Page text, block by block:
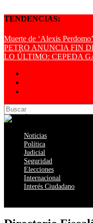
TENDENCIAS:
Muerte de ‘Alexis
PETRO ANUNCIA FIN
LO ÚLTIMO: CEPEDA
Noticias
Política
Judicial
Seguridad
Elecciones
Internacional
Interés Ciudadano